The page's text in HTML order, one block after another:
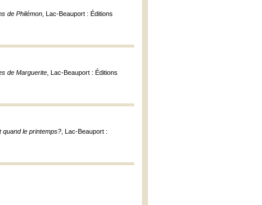
de Philémon , Lac-Beauport : Éditions
de Marguerite , Lac-Beauport : Éditions
quand le printemps? , Lac-Beauport :